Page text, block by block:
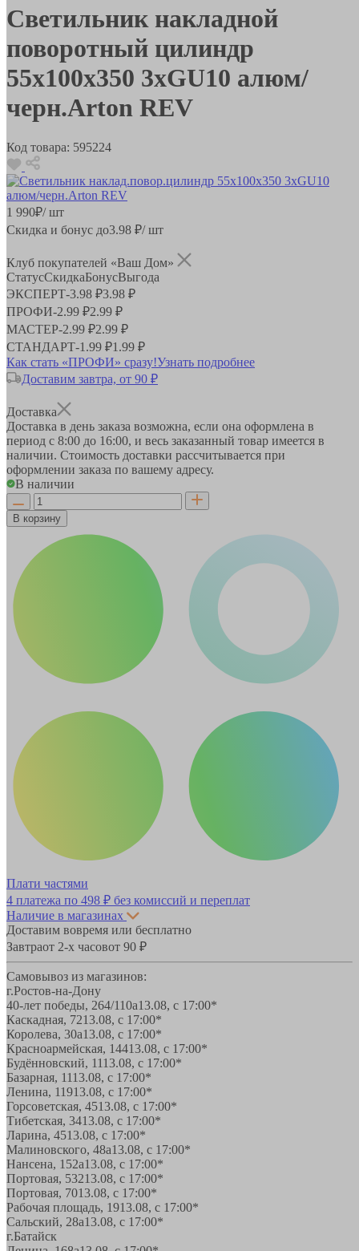
Светильник накладной
поворотный цилиндр
55х100х350 3хGU10 алюм/
черн.Arton REV
Код товара: 595224
1 990₽/ шт
Скидка и бонус до3.98 ₽/ шт
Клуб покупателей «Ваш Дом»
СтатусСкидкаБонусВыгода
ЭКСПЕРТ-3.98 ₽3.98 ₽
ПРОФИ-2.99 ₽2.99 ₽
МАСТЕР-2.99 ₽2.99 ₽
СТАНДАРТ-1.99 ₽1.99 ₽
Как стать «ПРОФИ» сразу!Узнать подробнее
Доставим завтра, от 90 ₽
Доставка
Доставка в день заказа возможна, если она оформлена в
период с 8:00 до 16:00, и весь заказанный товар имеется в
наличии. Стоимость доставки рассчитывается при
оформлении заказа по вашему адресу.
В наличии
В корзину
Плати частями
4 платежа по 498 ₽ без комиссий и переплат
Наличие в магазинах
Доставим вовремя или бесплатно
Завтраот 2-х часовот 90 ₽
Самовывоз из магазинов:
г.Ростов-на-Дону
40-лет победы, 264/110а13.08, с 17:00*
Каскадная, 7213.08, с 17:00*
Королева, 30а13.08, с 17:00*
Красноармейская, 14413.08, с 17:00*
Будённовский, 1113.08, с 17:00*
Базарная, 1113.08, с 17:00*
Ленина, 11913.08, с 17:00*
Горсоветская, 4513.08, с 17:00*
Тибетская, 3413.08, с 17:00*
Ларина, 4513.08, с 17:00*
Малиновского, 48а13.08, с 17:00*
Нансена, 152а13.08, с 17:00*
Портовая, 53213.08, с 17:00*
Портовая, 7013.08, с 17:00*
Рабочая площадь, 1913.08, с 17:00*
Сальский, 28a13.08, с 17:00*
г.Батайск